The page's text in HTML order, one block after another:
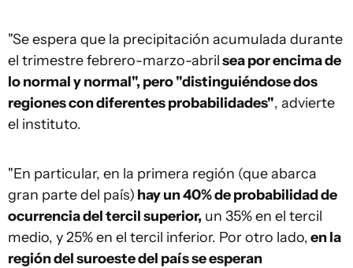
"Se espera que la precipitación acumulada durante
el trimestre febrero-marzo-abrilsea por encima de
lo normal y normal", pero "distinguiéndose dos
regiones con diferentes probabilidades", advierte
el instituto.
"En particular, en la primera región (que abarca
gran parte del país) hay un 40% de probabilidad de
ocurrencia del tercil superior, un 35% en el tercil
medio, y 25% en el tercil inferior. Por otro lado,en la
región del suroeste del país se esperan